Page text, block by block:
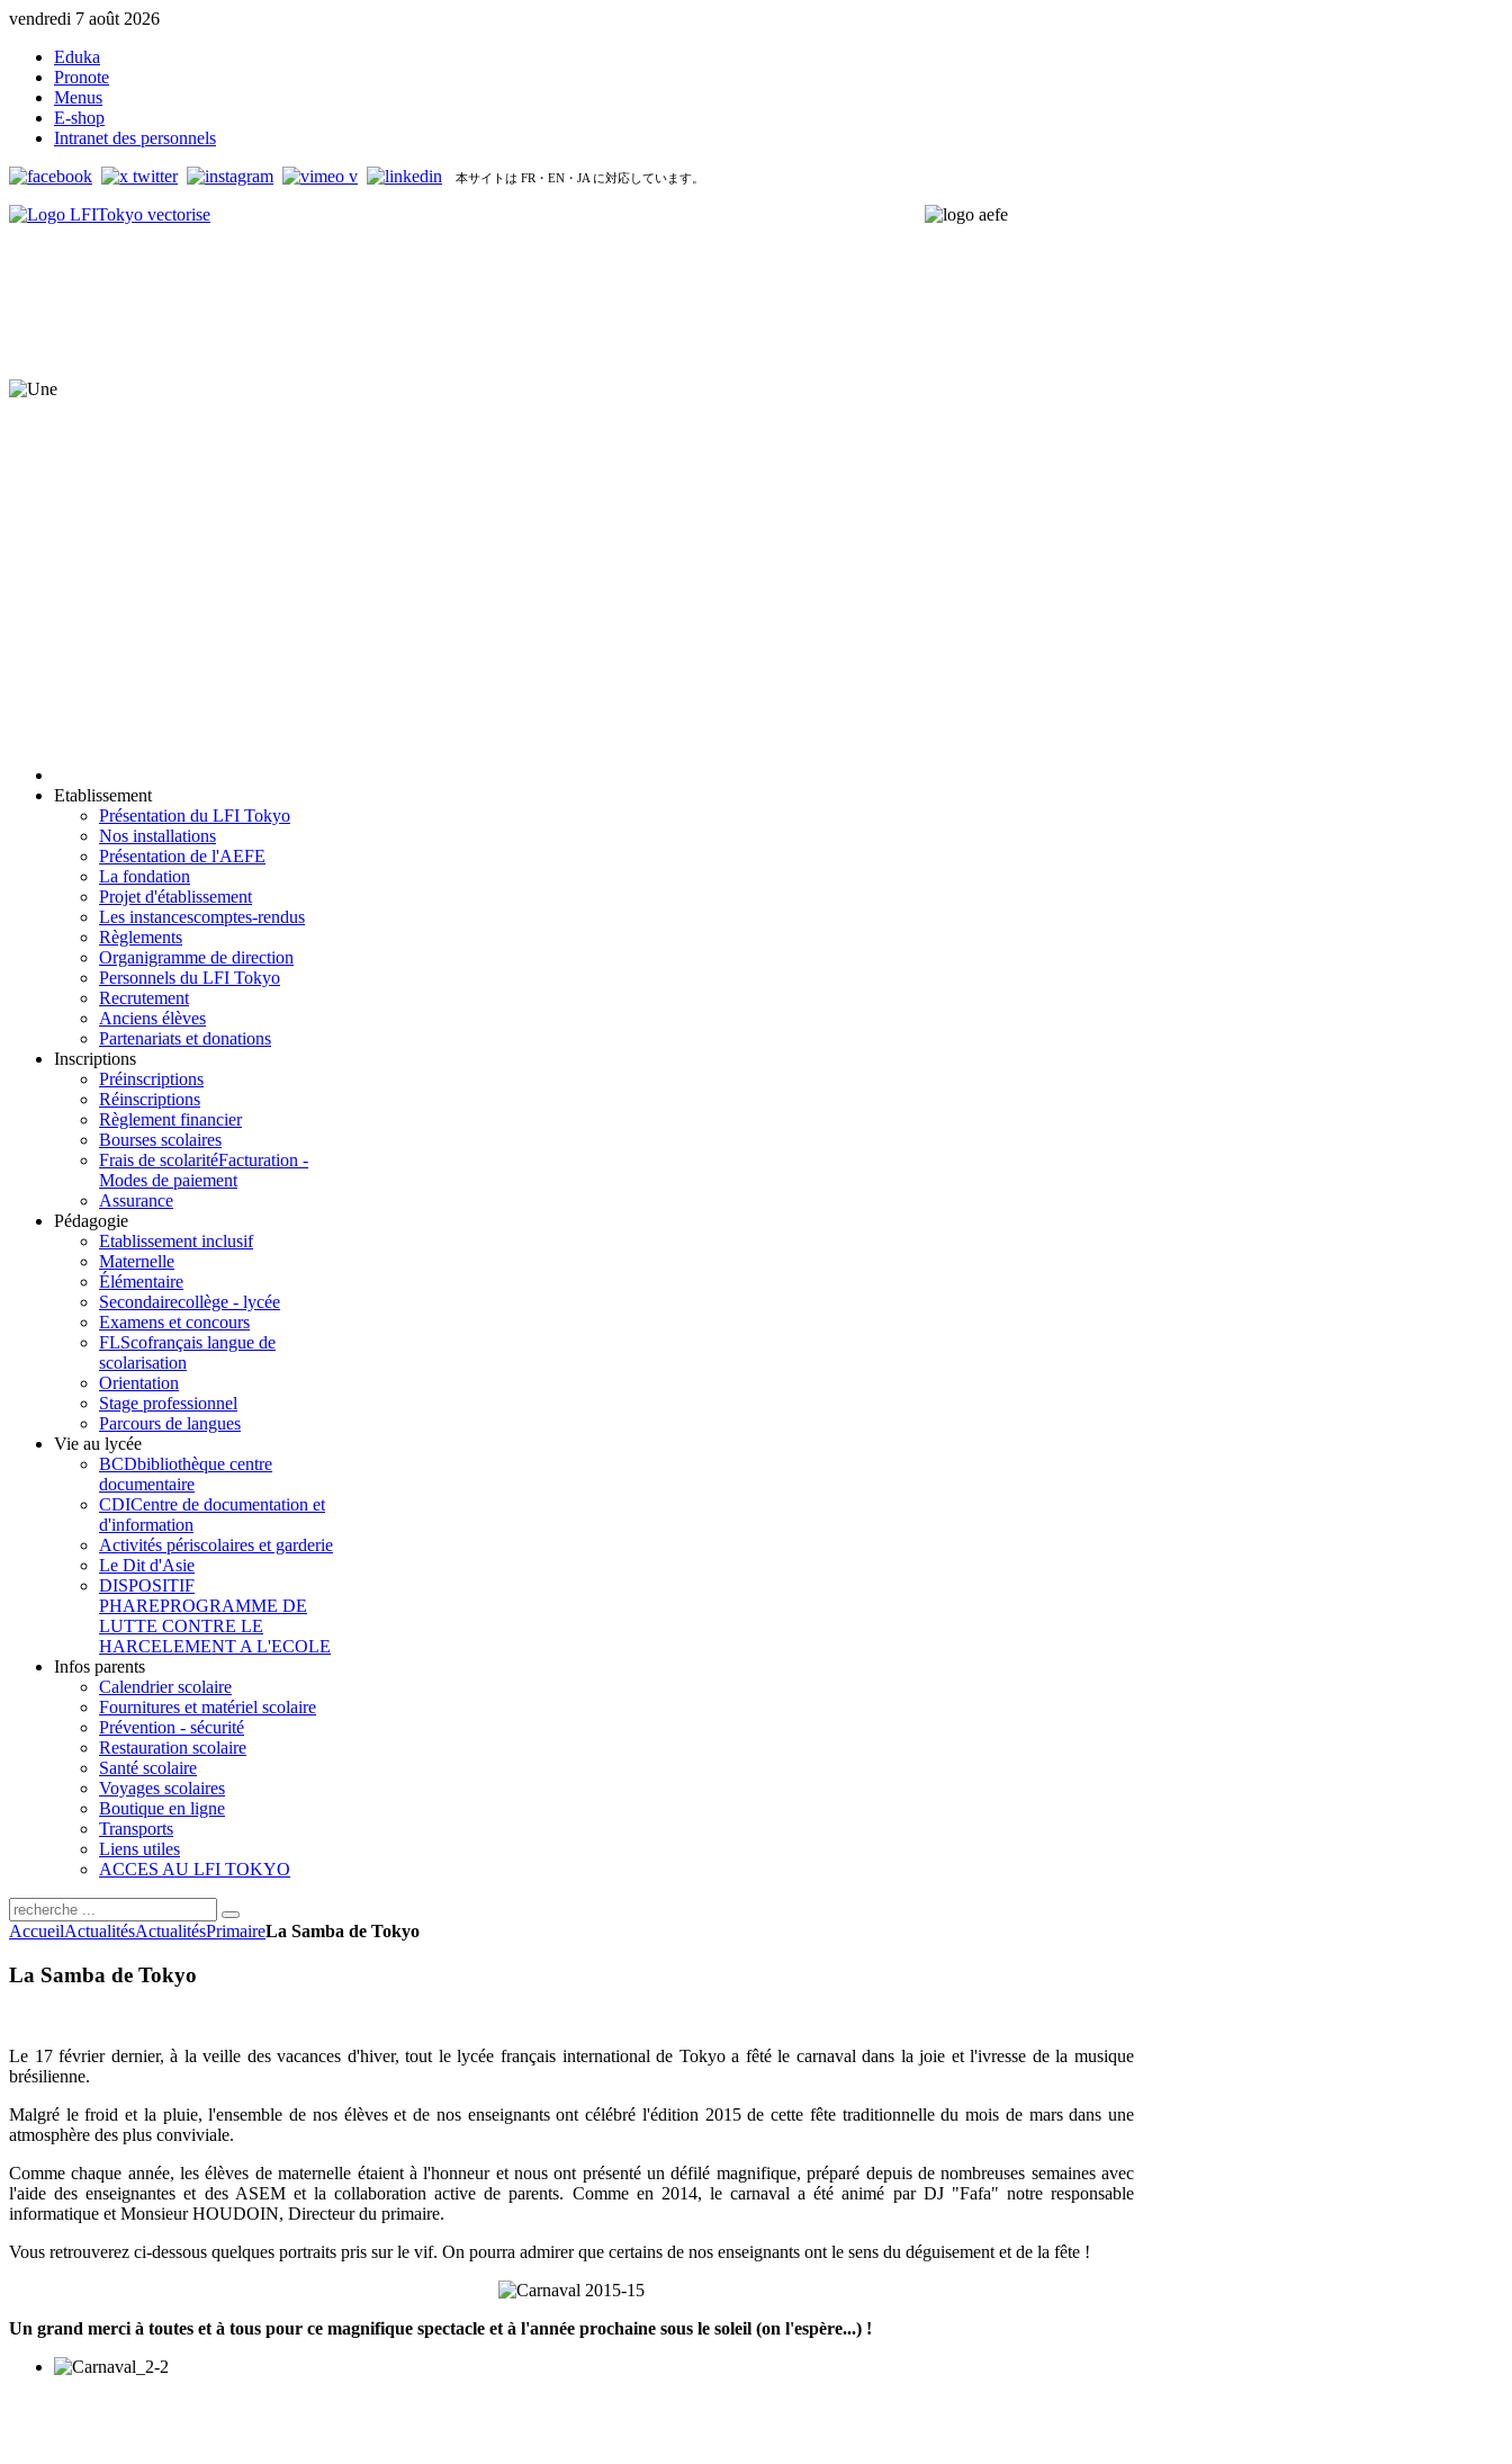
vendredi 7 août 2026
Eduka
Pronote
Menus
E-shop
Intranet des personnels
本サイトは FR・EN・JA に対応しています。
Etablissement
Présentation du LFI Tokyo
Nos installations
Présentation de l'AEFE
La fondation
Projet d'établissement
Les instancescomptes-rendus
Règlements
Organigramme de direction
Personnels du LFI Tokyo
Recrutement
Anciens élèves
Partenariats et donations
Inscriptions
Préinscriptions
Réinscriptions
Règlement financier
Bourses scolaires
Frais de scolaritéFacturation -
Modes de paiement
Assurance
Pédagogie
Etablissement inclusif
Maternelle
Élémentaire
Secondairecollège - lycée
Examens et concours
FLScofrançais langue de
scolarisation
Orientation
Stage professionnel
Parcours de langues
Vie au lycée
BCDbibliothèque centre
documentaire
CDICentre de documentation et
d'information
Activités périscolaires et garderie
Le Dit d'Asie
DISPOSITIF
PHAREPROGRAMME DE
LUTTE CONTRE LE
HARCELEMENT A L'ECOLE
Infos parents
Calendrier scolaire
Fournitures et matériel scolaire
Prévention - sécurité
Restauration scolaire
Santé scolaire
Voyages scolaires
Boutique en ligne
Transports
Liens utiles
ACCES AU LFI TOKYO
AccueilActualitésActualitésPrimaireLa Samba de Tokyo
La Samba de Tokyo
Le 17 février dernier, à la veille des vacances d'hiver, tout le lycée français international de Tokyo a fêté le carnaval dans la joie et l'ivresse de la musique
brésilienne.
Malgré le froid et la pluie, l'ensemble de nos élèves et de nos enseignants ont célébré l'édition 2015 de cette fête traditionnelle du mois de mars dans une
atmosphère des plus conviviale.
Comme chaque année, les élèves de maternelle étaient à l'honneur et nous ont présenté un défilé magnifique, préparé depuis de nombreuses semaines avec
l'aide des enseignantes et des ASEM et la collaboration active de parents. Comme en 2014, le carnaval a été animé par DJ "Fafa" notre responsable
informatique et Monsieur HOUDOIN, Directeur du primaire.
Vous retrouverez ci-dessous quelques portraits pris sur le vif. On pourra admirer que certains de nos enseignants ont le sens du déguisement et de la fête !
Un grand merci à toutes et à tous pour ce magnifique spectacle et à l'année prochaine sous le soleil (on l'espère...) !